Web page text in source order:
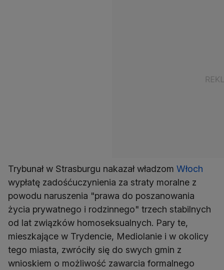
Trybunał w Strasburgu nakazał władzom Włoch
wypłatę zadośćuczynienia za straty moralne z
powodu naruszenia "prawa do poszanowania
życia prywatnego i rodzinnego" trzech stabilnych
od lat związków homoseksualnych. Pary te,
mieszkające w Trydencie, Mediolanie i w okolicy
tego miasta, zwróciły się do swych gmin z
wnioskiem o możliwość zawarcia formalnego